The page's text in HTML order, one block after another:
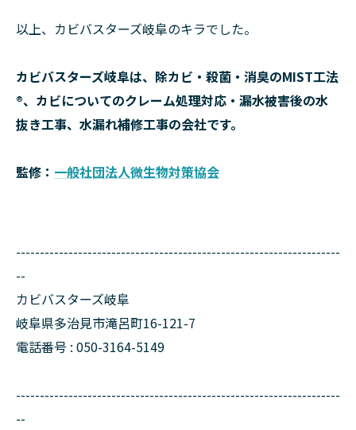
以上、カビバスターズ岐阜のキラでした。
カビバスターズ岐阜は、除カビ・殺菌・消臭のMIST工法
®、カビについてのクレーム処理対応・漏水被害後の水
抜き工事、水漏れ補修工事の会社です。
監修： 一般社団法人微生物対策協会
--------------------------------------------------------------------
--
カビバスターズ岐阜
岐阜県多治見市滝呂町16-121-7
電話番号 : 050-3164-5149
--------------------------------------------------------------------
--